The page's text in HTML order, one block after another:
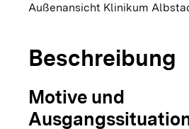
Außenansicht Klinikum
Beschreibung
Motive und